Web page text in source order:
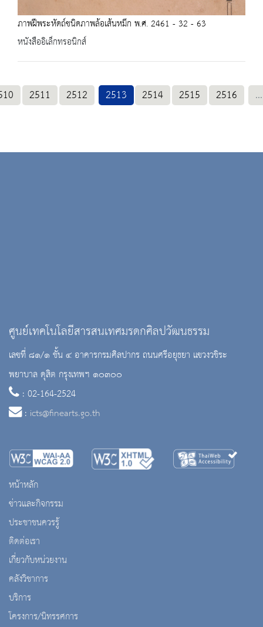
ภาพฝีพระหัดถ์ชนิดภาพล้อเส้นหมึก พ.ศ. 2461 - 32 - 63
หนังสืออิเล็กทรอนิกส์
2511 2512 2513 2514 2515 2516 ...
ศูนย์เทคโนโลยีสารสนเทศมรดกศิลปวัฒนธรรม
เลขที่ ๘๑/๑ ชั้น ๔ อาคารกรมศิลปากร ถนนศรีอยุธยา แขวงวชิระ
พยาบาล ดุสิต กรุงเทพฯ ๑๐๓๐๐
: 02-164-2524
: icts@finearts.go.th
หน้าหลัก
ข่าวและกิจกรรม
ประชาชนควรรู้
ติดต่อเรา
เกี่ยวกับหน่วยงาน
คลังวิชาการ
บริการ
โครงการ/นิทรรศการ